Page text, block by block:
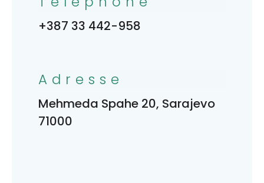
+387 33 442-958
Adresse
Mehmeda Spahe 20, Sarajevo
71000